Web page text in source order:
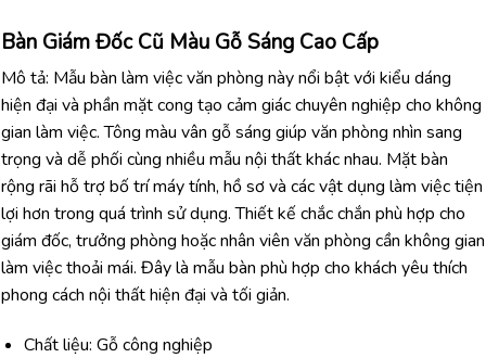
Bàn Giám Đốc Cũ Màu Gỗ Sáng Cao Cấp
Mô tả: Mẫu bàn làm việc văn phòng này nổi bật với kiểu dáng
hiện đại và phần mặt cong tạo cảm giác chuyên nghiệp cho không
gian làm việc. Tông màu vân gỗ sáng giúp văn phòng nhìn sang
trọng và dễ phối cùng nhiều mẫu nội thất khác nhau. Mặt bàn
rộng rãi hỗ trợ bố trí máy tính, hồ sơ và các vật dụng làm việc tiện
lợi hơn trong quá trình sử dụng. Thiết kế chắc chắn phù hợp cho
giám đốc, trưởng phòng hoặc nhân viên văn phòng cần không gian
làm việc thoải mái. Đây là mẫu bàn phù hợp cho khách yêu thích
phong cách nội thất hiện đại và tối giản.
Chất liệu: Gỗ công nghiệp